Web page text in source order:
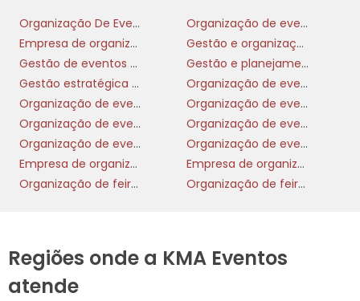
Organização De Evento
Organização de evento corporativo
Empresa de organizacao de eventos
Gestão e organização de eventos
Gestão de eventos e cerimonial
Gestão e planejamento de eventos
Gestão estratégica de eventos
Organização de eventos casamentos
Organização de eventos científicos
Organização de eventos culturais
Organização de eventos e cerimonial
Organização de eventos institucionais
Organização de eventos internacionais
Organização de eventos nacionais e internacionais
Empresa de organização de eventos esportivos
Empresa de organização de festas
Organização de feiras
Organização de feiras e eventos
Regiões onde a KMA Eventos
atende